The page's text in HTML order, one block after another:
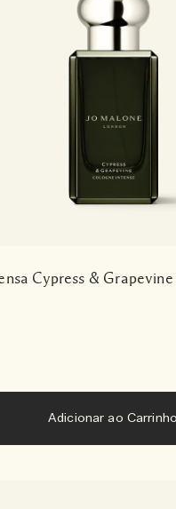
Cypress & Grapevine
Adicionar ao Carrinho